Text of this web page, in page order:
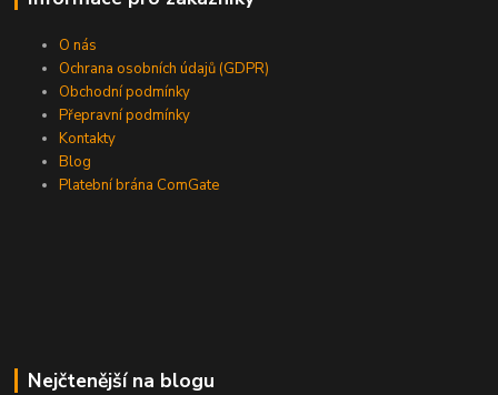
O nás
Ochrana osobních údajů (GDPR)
Obchodní podmínky
Přepravní podmínky
Kontakty
Blog
Platební brána ComGate
Nejčtenější na blogu